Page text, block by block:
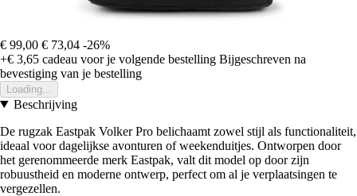
€ 99,00 € 73,04 -26%
+€ 3,65 cadeau voor je volgende bestelling Bijgeschreven na
bevestiging van je bestelling
Loading...
Beschrijving
De rugzak Eastpak Volker Pro belichaamt zowel stijl als functionaliteit,
ideaal voor dagelijkse avonturen of weekenduitjes. Ontworpen door
het gerenommeerde merk Eastpak, valt dit model op door zijn
robuustheid en moderne ontwerp, perfect om al je verplaatsingen te
vergezellen.